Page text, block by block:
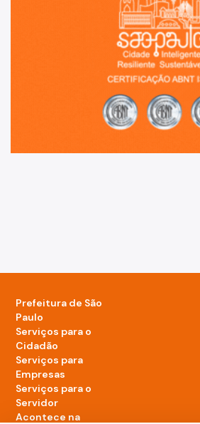
Prefeitura de São
Paulo
Serviços para o
Cidadão
Serviços para
Empresas
Serviços para o
Servidor
Acontece na